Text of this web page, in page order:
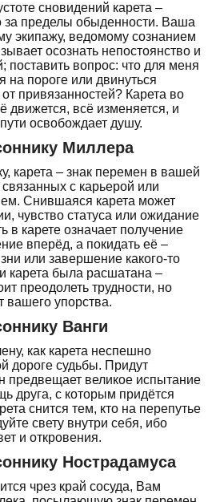
сновидений карета –
за пределы обыденности. Ваша
экипажу, ведомому сознанием
осознать непостоянство и
поставить вопрос: что для меня
на пороге или двинуться
привязанностей? Карета во
движется, всё изменяется, и
освобождает душу.
Миллера
карета – знак перемен в вашей
с карьерой или
Снившаяся карета может
чувство статуса или ожидание
в карете означает получение
вперёд, а покидать её –
или завершение какого-то
карета была расшатана –
преодолеть трудности, но
вашего упорства.
Ванги
как карета неспешно
дороге судьбы. Придут
предвещает великое испытание
друга, с которым придётся
снится тем, кто на перепутье
свету внутри себя, ибо
и откровения.
Нострадамуса
чрез край сосуда, Вам